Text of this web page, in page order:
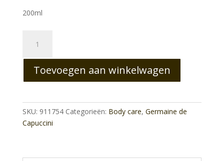
200ml
Slim
Mission
aantal
Toevoegen aan winkelwagen
SKU: 911754 Categorieën: Body care, Germaine de
Capuccini